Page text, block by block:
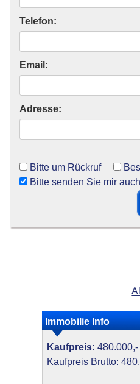
Telefon:
Email:
Adresse:
Bitte um Rückruf
Bitte senden Sie mir
Immobilie Info
Kaufpreis: 480.000,-
Kaufpreis Brutto: